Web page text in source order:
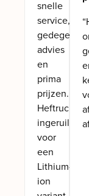
snelle
service,
gedegen
advies
en
prima
prijzen.
Heftruck
ingeruild
voor
een
Lithium-
ion